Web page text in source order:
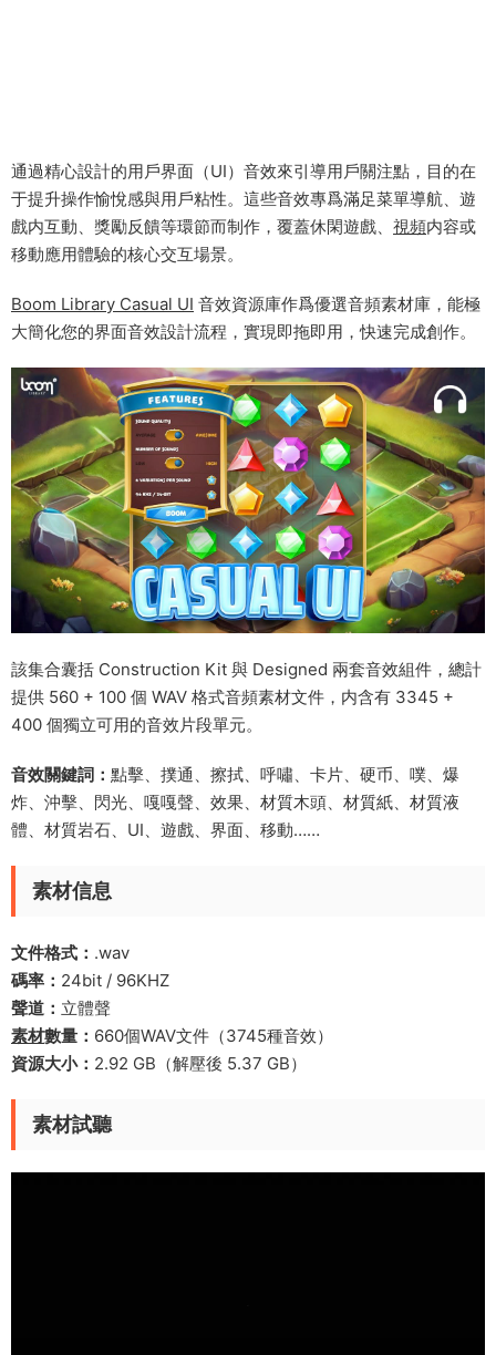
通過精心設計的用戶界面（UI）音效來引導用戶關注點，目的在
于提升操作愉悅感與用戶粘性。這些音效專爲滿足菜單導航、遊
戲内互動、獎勵反饋等環節而制作，覆蓋休閑遊戲、 視頻内容或
移動應用體驗的核心交互場景。
Boom Library Casual UI 音效資源庫作爲優選音頻素材庫，能極
大簡化您的界面音效設計流程，實現即拖即用，快速完成創作。
該集合囊括 Construction Kit 與 Designed 兩套音效組件，總計
提供 560 + 100 個 WAV 格式音頻素材文件，内含有 3345 +
400 個獨立可用的音效片段單元。
音效關鍵詞： 點擊、撲通、擦拭、呼嘯、卡片、硬币、噗、爆
炸、沖擊、閃光、嘎嘎聲、效果、材質木頭、材質紙、材質液
體、材質岩石、UI、遊戲、界面、移動……
素材信息
文件格式： .wav
碼率： 24bit / 96KHZ
聲道： 立體聲
素材數量： 660個WAV文件（3745種音效）
資源大小： 2.92 GB（解壓後 5.37 GB）
素材試聽